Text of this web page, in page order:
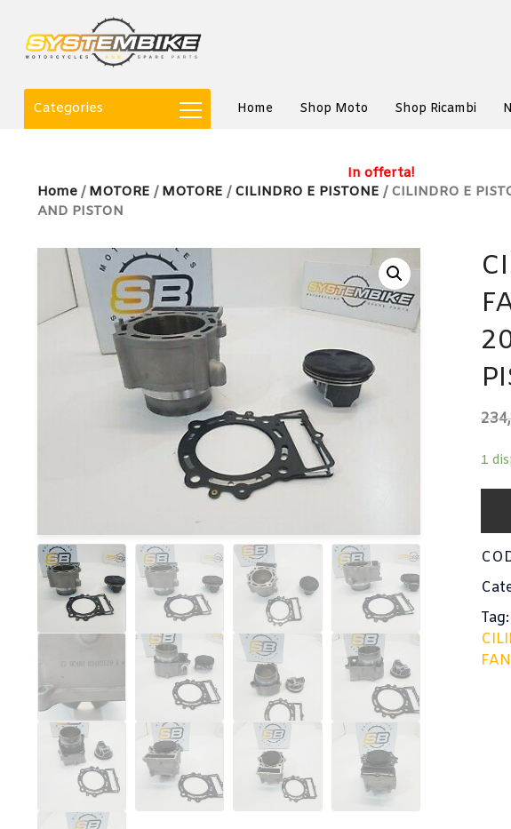
Categories Home Shop Moto Shop Ricambi
Home / MOTORE / MOTORE / CILINDRO E PISTONE / CILINDRO E
AND PISTON
In offerta!
1
Tag: